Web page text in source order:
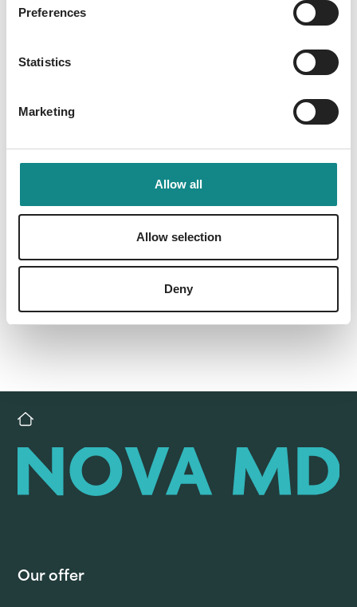
Preferences
Statistics
Marketing
Allow all
Allow selection
Deny
Back to overview
Our offer